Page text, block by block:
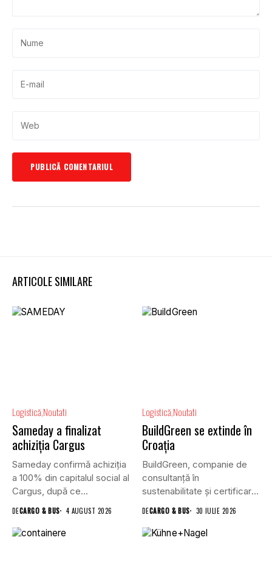
ARTICOLE SIMILARE
Logistică Noutati
Sameday a finalizat
achiziția Cargus
Sameday confirmă achiziția
a 100% din capitalul social al
Cargus, după ce...
DECARGO & BUS 4 AUGUST 2026
Logistică Noutati
BuildGreen se extinde în
Croația
BuildGreen, companie de
consultanță în
sustenabilitate și certificare
DECARGO & BUS 30 IULIE 2026